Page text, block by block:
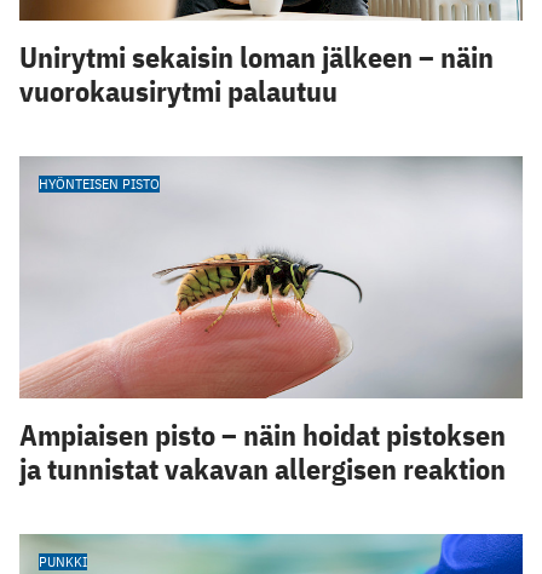
Unirytmi sekaisin loman jälkeen – näin
vuorokausirytmi palautuu
HYÖNTEISEN PISTO
Ampiaisen pisto – näin hoidat pistoksen
ja tunnistat vakavan allergisen reaktion
PUNKKI